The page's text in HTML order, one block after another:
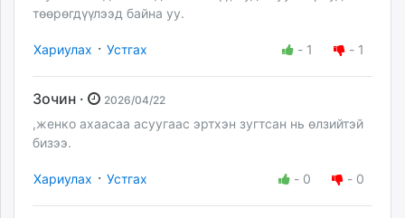
төөрөгдүүлээд байна уу.
Хариулах · Устгах - 1 - 1
Зочин · 2026/04/22
,женко ахаасаа асуугаас эртхэн зугтсан нь өлзийтэй
бизээ.
Хариулах · Устгах - 0 - 0